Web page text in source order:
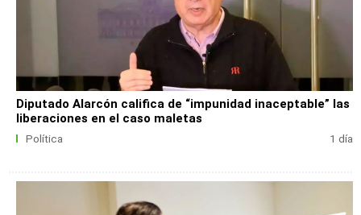
Diputado Alarcón califica de “impunidad inaceptable” las
liberaciones en el caso maletas
Política 1 día